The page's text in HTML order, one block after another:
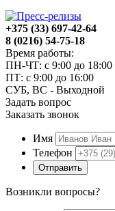
+375 (33) 697-42-64
8 (0216) 54-75-18
Время работы:
ПН-ЧТ: с 9:00 до 18:00
ПТ: с 9:00 до 16:00
СУБ, ВС - Выходной
Задать вопрос
Заказать звонок
Имя
Телефон
Отправить
Возникли вопросы?